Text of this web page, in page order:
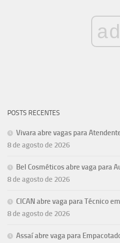
ad
POSTS RECENTES
Vivara abre vagas para
8 de agosto de 2026
Bel Cosméticos abre vaga para
8 de agosto de 2026
CICAN abre vaga para Técnico
8 de agosto de 2026
Assaí abre vaga para